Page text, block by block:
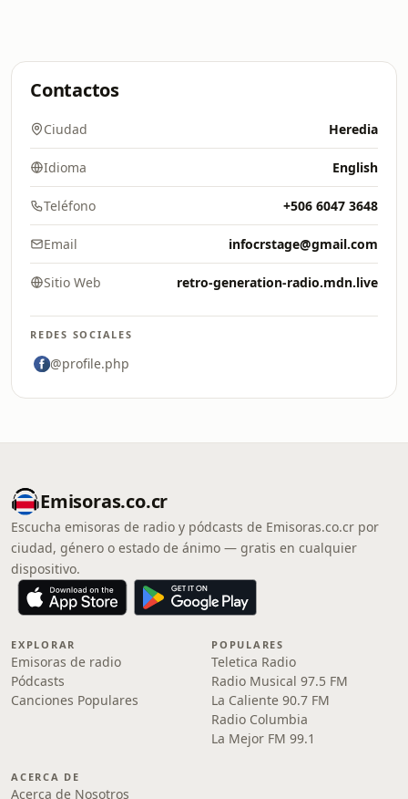
Contactos
Ciudad Heredia
Idioma English
Teléfono +506 6047 3648
Email infocrstage@gmail.com
Sitio Web retro-generation-radio.mdn.live
REDES SOCIALES
@profile.php
Emisoras.co.cr
Escucha emisoras de radio y pódcasts de Emisoras.co.cr por
ciudad, género o estado de ánimo — gratis en cualquier
dispositivo.
EXPLORAR
Emisoras de radio
Pódcasts
Canciones Populares
POPULARES
Teletica Radio
Radio Musical 97.5 FM
La Caliente 90.7 FM
Radio Columbia
La Mejor FM 99.1
ACERCA DE
Acerca de Nosotros